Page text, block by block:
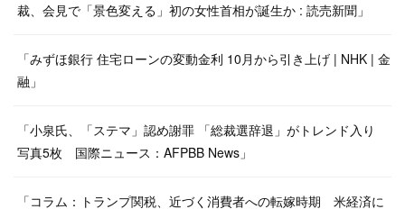
裁、会見で「景色変える」初の女性首相が誕生か : 読売新聞」
「みずほ銀行 住宅ローンの変動金利 10月から引き上げ | NHK | 金
融」
「小泉氏、「ステマ」認め謝罪 「総裁選辞退」がトレンド入り
写真5枚 国際ニュース：AFPBB News」
「コラム：トランプ関税、近づく消費者への転嫁時期 米経済に